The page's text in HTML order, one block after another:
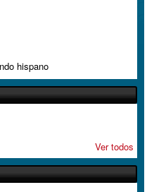
hispano
Ver todos